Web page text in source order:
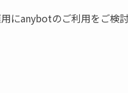
にanybotのご利用をご検